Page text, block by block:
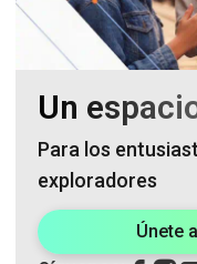
Un
Para los
exploradores
Únete